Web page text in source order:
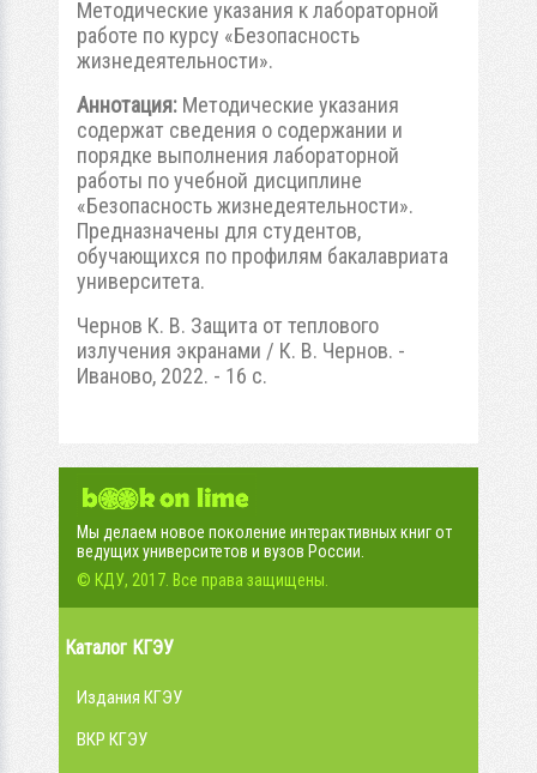
Методические указания к лабораторной
работе по курсу «Безопасность
жизнедеятельности».
Аннотация: Методические указания
содержат сведения о содержании и
порядке выполнения лабораторной
работы по учебной дисциплине
«Безопасность жизнедеятельности».
Предназначены для студентов,
обучающихся по профилям бакалавриата
университета.
Чернов К. В. Защита от теплового
излучения экранами / К. В. Чернов. -
Иваново, 2022. - 16 с.
Мы делаем новое поколение интерактивных книг от
ведущих университетов и вузов России.
© КДУ, 2017. Все права защищены.
Каталог КГЭУ
Издания КГЭУ
ВКР КГЭУ